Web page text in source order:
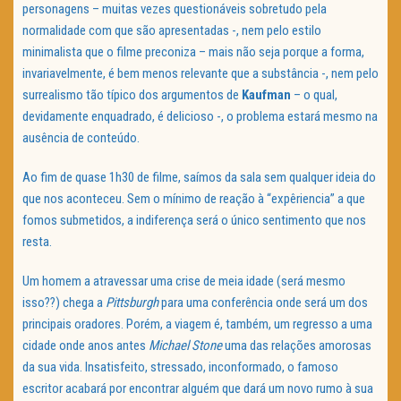
personagens – muitas vezes questionáveis sobretudo pela
normalidade com que são apresentadas -, nem pelo estilo
minimalista que o filme preconiza – mais não seja porque a forma,
invariavelmente, é bem menos relevante que a substância -, nem pelo
surrealismo tão típico dos argumentos de Kaufman – o qual,
devidamente enquadrado, é delicioso -, o problema estará mesmo na
ausência de conteúdo.
Ao fim de quase 1h30 de filme, saímos da sala sem qualquer ideia do
que nos aconteceu. Sem o mínimo de reação à “expêriencia” a que
fomos submetidos, a indiferença será o único sentimento que nos
resta.
Um homem a atravessar uma crise de meia idade (será mesmo
isso??) chega a Pittsburghpara uma conferência onde será um dos
principais oradores. Porém, a viagem é, também, um regresso a uma
cidade onde anos antes Michael Stoneuma das relações amorosas
da sua vida. Insatisfeito, stressado, inconformado, o famoso
escritor acabará por encontrar alguém que dará um novo rumo à sua